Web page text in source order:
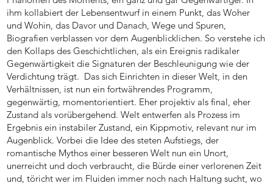
ihm kollabiert der Lebensentwurf in einem Punkt, das Woher
und Wohin, das Davor und Danach, Wege und Spuren,
Biografien verblassen vor dem Augenblicklichen. So verstehe ich
den Kollaps des Geschichtlichen, als ein Ereignis radikaler
Gegenwärtigkeit die Signaturen der Beschleunigung wie der
Verdichtung trägt. Das sich Einrichten in dieser Welt, in den
Verhältnissen, ist nun ein fortwährendes Programm,
gegenwärtig, momentorientiert. Eher projektiv als final, eher
Zustand als vorübergehend. Welt entwerfen als Prozess im
Ergebnis ein instabiler Zustand, ein Kippmotiv, relevant nur im
Augenblick. Vorbei die Idee des steten Aufstiegs, der
romantische Mythos einer besseren Welt nun ein Unort,
unerreicht und doch verbraucht, die Bürde einer verlorenen Zeit
und, töricht wer im Fluiden immer noch nach Haltung sucht, wo